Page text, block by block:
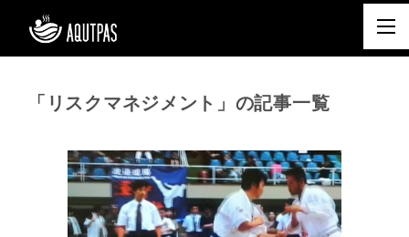
「リスクマネジメント」の記事一覧